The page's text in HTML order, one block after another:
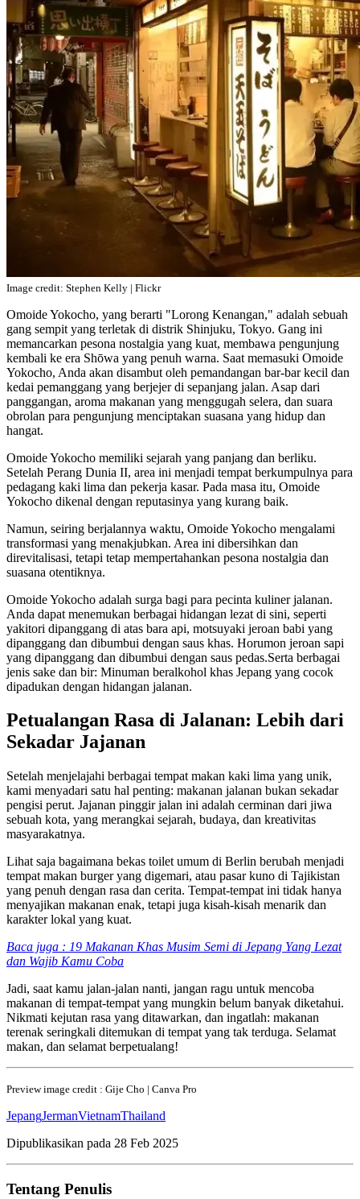
Image credit: Stephen Kelly | Flickr
Omoide Yokocho, yang berarti "Lorong Kenangan," adalah sebuah
gang sempit yang terletak di distrik Shinjuku, Tokyo. Gang ini
memancarkan pesona nostalgia yang kuat, membawa pengunjung
kembali ke era Shōwa yang penuh warna. Saat memasuki Omoide
Yokocho, Anda akan disambut oleh pemandangan bar-bar kecil dan
kedai pemanggang yang berjejer di sepanjang jalan. Asap dari
panggangan, aroma makanan yang menggugah selera, dan suara
obrolan para pengunjung menciptakan suasana yang hidup dan
hangat.
Omoide Yokocho memiliki sejarah yang panjang dan berliku.
Setelah Perang Dunia II, area ini menjadi tempat berkumpulnya para
pedagang kaki lima dan pekerja kasar. Pada masa itu, Omoide
Yokocho dikenal dengan reputasinya yang kurang baik.
Namun, seiring berjalannya waktu, Omoide Yokocho mengalami
transformasi yang menakjubkan. Area ini dibersihkan dan
direvitalisasi, tetapi tetap mempertahankan pesona nostalgia dan
suasana otentiknya.
Omoide Yokocho adalah surga bagi para pecinta kuliner jalanan.
Anda dapat menemukan berbagai hidangan lezat di sini, seperti
yakitori dipanggang di atas bara api, motsuyaki jeroan babi yang
dipanggang dan dibumbui dengan saus khas. Horumon jeroan sapi
yang dipanggang dan dibumbui dengan saus pedas.Serta berbagai
jenis sake dan bir: Minuman beralkohol khas Jepang yang cocok
dipadukan dengan hidangan jalanan.
Petualangan Rasa di Jalanan: Lebih dari
Sekadar Jajanan
Setelah menjelajahi berbagai tempat makan kaki lima yang unik,
kami menyadari satu hal penting: makanan jalanan bukan sekadar
pengisi perut. Jajanan pinggir jalan ini adalah cerminan dari jiwa
sebuah kota, yang merangkai sejarah, budaya, dan kreativitas
masyarakatnya.
Lihat saja bagaimana bekas toilet umum di Berlin berubah menjadi
tempat makan burger yang digemari, atau pasar kuno di Tajikistan
yang penuh dengan rasa dan cerita. Tempat-tempat ini tidak hanya
menyajikan makanan enak, tetapi juga kisah-kisah menarik dan
karakter lokal yang kuat.
Baca juga : 19 Makanan Khas Musim Semi di Jepang Yang Lezat
dan Wajib Kamu Coba
Jadi, saat kamu jalan-jalan nanti, jangan ragu untuk mencoba
makanan di tempat-tempat yang mungkin belum banyak diketahui.
Nikmati kejutan rasa yang ditawarkan, dan ingatlah: makanan
terenak seringkali ditemukan di tempat yang tak terduga. Selamat
makan, dan selamat berpetualang!
Preview image credit : Gije Cho | Canva Pro
JepangJermanVietnamThailand
Dipublikasikan pada 28 Feb 2025
Tentang Penulis